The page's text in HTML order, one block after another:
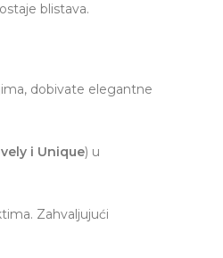
blistava.
dobivate elegantne
i Unique) u
Zahvaljujući